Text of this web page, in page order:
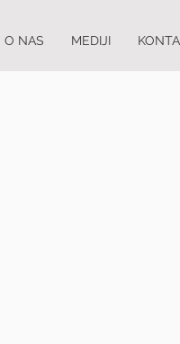
O NAS MEDIJI